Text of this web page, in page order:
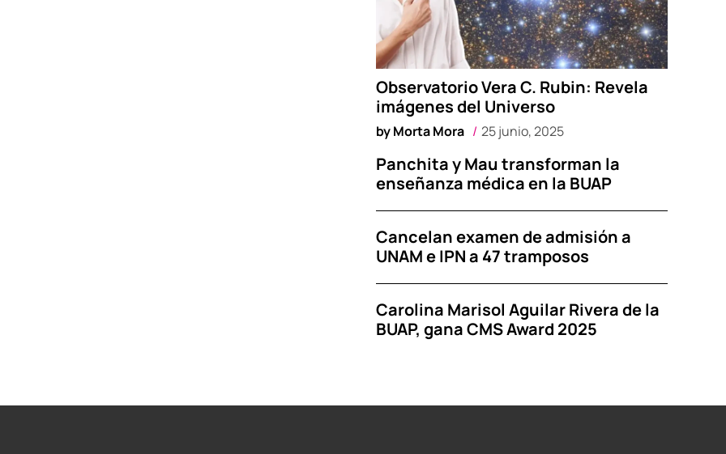
Observatorio Vera C. Rubin: Revela
imágenes del Universo
byMorta Mora 25 junio, 2025
Panchita y Mau transforman la
enseñanza médica en la BUAP
Cancelan examen de admisión a
UNAM e IPN a 47 tramposos
Carolina Marisol Aguilar Rivera de la
BUAP, gana CMS Award 2025